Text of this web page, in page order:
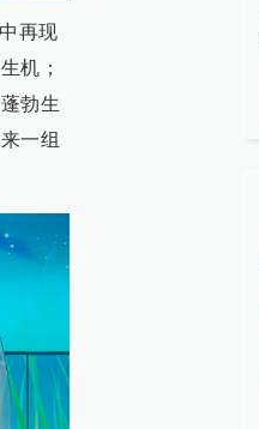
再现
机；
勃生
一组